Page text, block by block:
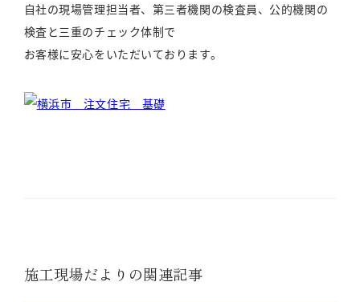
自社の現場管理担当者、第三者機関の検査員、公的機関の
検査と三重のチェック体制で
お客様に安心をいただいております。
施工現場だよりの関連記事